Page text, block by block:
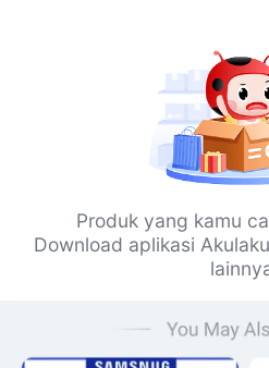
Produk yang kamu
Download aplikasi